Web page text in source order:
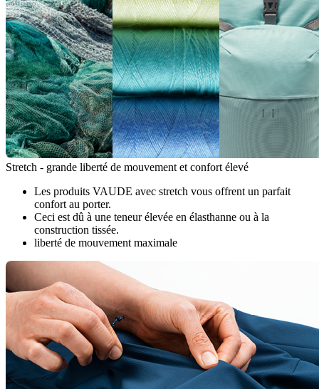
Stretch - grande liberté de mouvement et confort élevé
Les produits VAUDE avec stretch vous offrent un parfait
confort au porter.
Ceci est dû à une teneur élevée en élasthanne ou à la
construction tissée.
liberté de mouvement maximale